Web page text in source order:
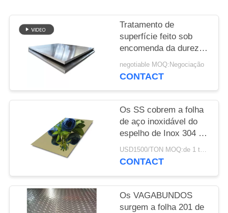
DO
SITE
PRIVACY
Tratamento de
superfície feito sob
encomenda da dureza
alta segura de aço
inoxidável estrutural do
negotiable MOQ:Negociação
CONTACT
Os SS cobrem a folha
de aço inoxidável do
espelho de Inox 304 do
preto 201 do ouro para
a decoração exterior
USD1500/TON MOQ:de 1 toneladas
CONTACT
Os VAGABUNDOS
surgem a folha 201 de